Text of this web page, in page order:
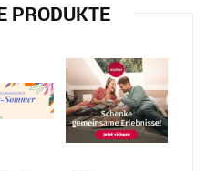
PRODUKTE